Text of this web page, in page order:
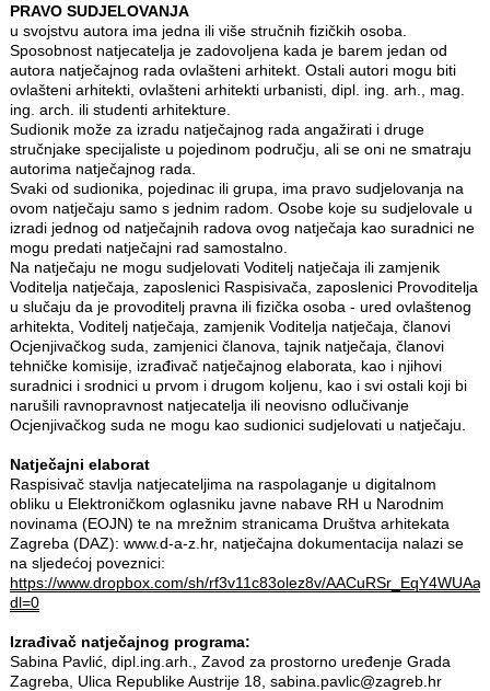
PRAVO SUDJELOVANJA
u svojstvu autora ima jedna ili više stručnih fizičkih osoba.
Sposobnost natjecatelja je zadovoljena kada je barem jedan od
autora natječajnog rada ovlašteni arhitekt. Ostali autori mogu biti
ovlašteni arhitekti, ovlašteni arhitekti urbanisti, dipl. ing. arh., mag.
ing. arch. ili studenti arhitekture.
Sudionik može za izradu natječajnog rada angažirati i druge
stručnjake specijaliste u pojedinom području, ali se oni ne smatraju
autorima natječajnog rada.
Svaki od sudionika, pojedinac ili grupa, ima pravo sudjelovanja na
ovom natječaju samo s jednim radom. Osobe koje su sudjelovale u
izradi jednog od natječajnih radova ovog natječaja kao suradnici ne
mogu predati natječajni rad samostalno.
Na natječaju ne mogu sudjelovati Voditelj natječaja ili zamjenik
Voditelja natječaja, zaposlenici Raspisivača, zaposlenici Provoditelja
u slučaju da je provoditelj pravna ili fizička osoba - ured ovlaštenog
arhitekta, Voditelj natječaja, zamjenik Voditelja natječaja, članovi
Ocjenjivačkog suda, zamjenici članova, tajnik natječaja, članovi
tehničke komisije, izrađivač natječajnog elaborata, kao i njihovi
suradnici i srodnici u prvom i drugom koljenu, kao i svi ostali koji bi
narušili ravnopravnost natjecatelja ili neovisno odlučivanje
Ocjenjivačkog suda ne mogu kao sudionici sudjelovati u natječaju.
Natječajni elaborat
Raspisivač stavlja natjecateljima na raspolaganje u digitalnom
obliku u Elektroničkom oglasniku javne nabave RH u Narodnim
novinama (EOJN) te na mrežnim stranicama Društva arhitekata
Zagreba (DAZ): www.d-a-z.hr, natječajna dokumentacija nalazi se
na sljedećoj poveznici:
https://www.dropbox.com/sh/rf3v11c83olez8v/
dl=0
Izrađivač natječajnog programa:
Sabina Pavlić, dipl.ing.arh., Zavod za prostorno uređenje Grada
Zagreba, Ulica Republike Austrije 18, sabina.pavlic@zagreb.hr